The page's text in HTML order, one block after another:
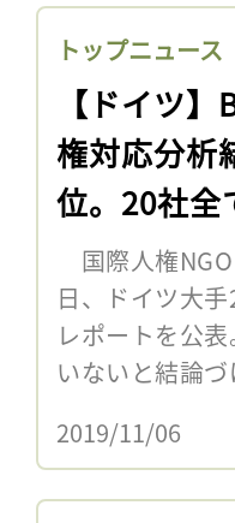
トップニュース
【ドイツ
権対応分析
位。20社全
国際人権
日、ドイツ大
レポートを公
いないと結論
2019/11/06